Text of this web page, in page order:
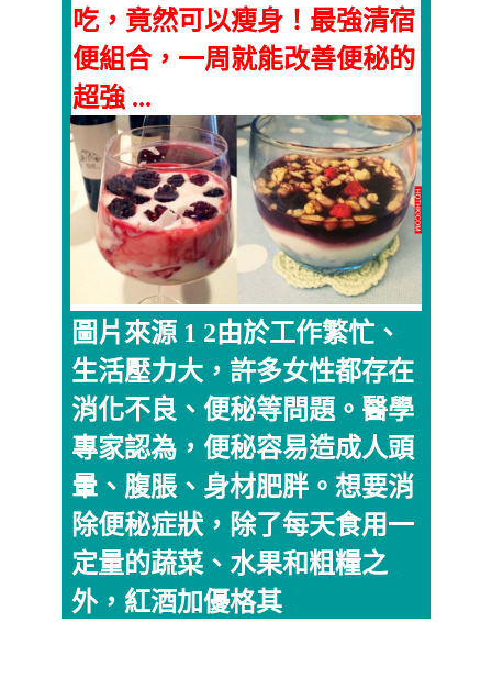
吃，竟然可以瘦身！最強清宿
便組合，一周就能改善便秘的
超強 ...
圖片來源 1 2由於工作繁忙、
生活壓力大，許多女性都存在
消化不良、便秘等問題。醫學
專家認為，便秘容易造成人頭
暈、腹脹、身材肥胖。想要消
除便秘症狀，除了每天食用一
定量的蔬菜、水果和粗糧之
外，紅酒加優格其